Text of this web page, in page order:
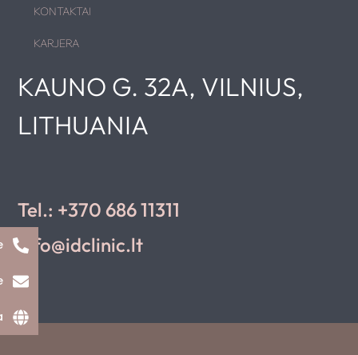
KONTAKTAI
KARJERA
KAUNO G. 32A, VILNIUS,
LITHUANIA
Tel.: +370 686 11311
info@idclinic.lt